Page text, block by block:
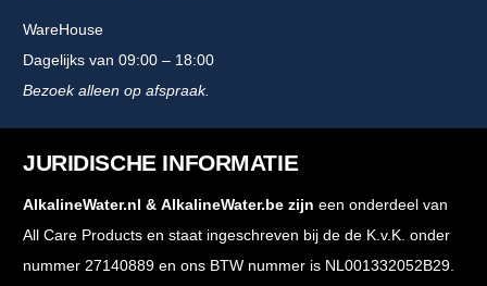
WareHouse
Dagelijks van 09:00 – 18:00
Bezoek alleen op afspraak.
JURIDISCHE INFORMATIE
AlkalineWater.nl & AlkalineWater.be zijn een onderdeel van
All Care Products en staat ingeschreven bij de de K.v.K. onder
nummer 27140889 en ons BTW nummer is NL001332052B29.